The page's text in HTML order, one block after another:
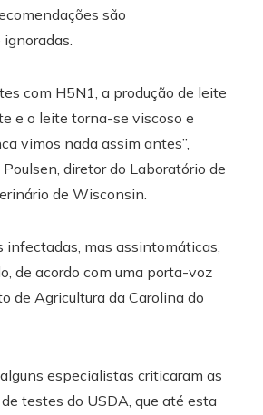
são
com H5N1, a produção de leite
e o leite torna-se viscoso e
vimos nada assim antes”,
diretor do Laboratório de
de Wisconsin.
infectadas, mas assintomáticas,
de acordo com uma porta-voz
de Agricultura da Carolina do
especialistas criticaram as
testes do USDA, que até esta